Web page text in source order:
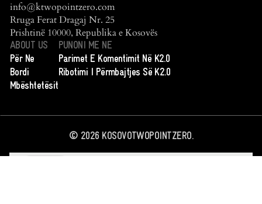
info@ktwopointzero.com
Rruga Ferat Dragaj Nr. 25
Prishtinë 10000, Republika e Kosovës
ABOUT US
Për Ne
Bordi
Mbështetësit
PUNONI ME NE
Parimet E Komentimit Në K2.0
Ribotimi I Përmbajtjes Së K2.0
© 2026KOSOVOTWOPOINTZERO.